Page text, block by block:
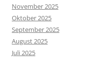
November 2025
Oktober 2025
September 2025
August 2025
Juli 2025